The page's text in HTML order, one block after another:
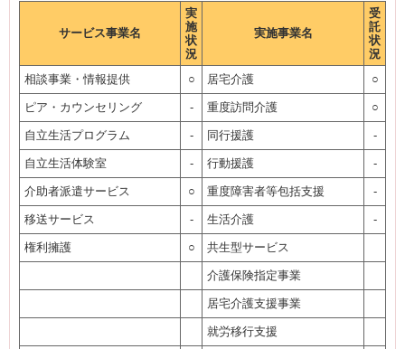
サービス事業名
実
施
状
況
実施事業名
受
託
状
況
相談事業・情報提供
○ 居宅介護 ○
ピア・カウンセリング - 重度訪問介護 ○
自立生活プログラム - 同行援護 -
自立生活体験室 - 行動援護 -
介助者派遣サービス ○ 重度障害者等包括支援 -
移送サービス - 生活介護 -
権利擁護 ○ 共生型サービス
介護保険指定事業
居宅介護支援事業
就労移行支援